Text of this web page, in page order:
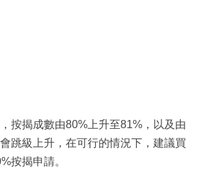
按揭成數由80%上升至81%，以及由
跳級上升，在可行的情況下，建議買
按揭申請。